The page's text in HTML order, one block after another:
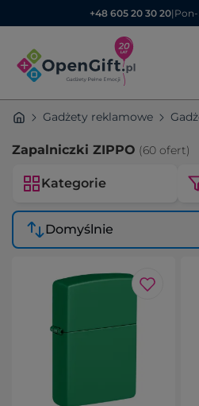
+48 605 20 30 20|
Gadżety reklamowe
Zapalniczki ZIPPO (60 ofert)
Kategorie
Domyślnie